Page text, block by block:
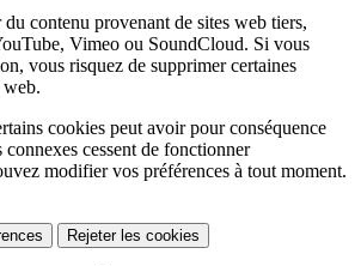
contenu provenant de sites web tiers,
Vimeo ou SoundCloud. Si vous
vous risquez de supprimer certaines
cookies peut avoir pour conséquence
cessent de fonctionner
modifier vos préférences à tout moment.
Rejeter les cookies